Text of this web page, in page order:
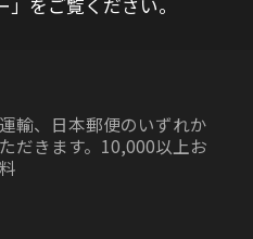
」をご覧ください。
輸、日本郵便のいずれか
だきます。10,000以上お